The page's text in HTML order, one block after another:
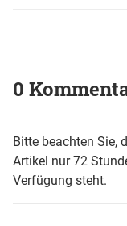
0
Bitte beachten Sie,
Artikel nur 72
Verfügung steht.